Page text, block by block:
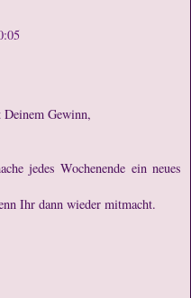
Gewinn,
jedes Wochenende ein neues
Ihr dann wieder mitmacht.